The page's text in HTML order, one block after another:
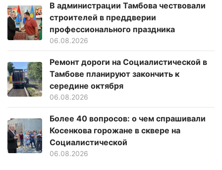
В администрации Тамбова чествовали
строителей в преддверии
профессионального праздника
06.08.2026
Ремонт дороги на Социалистической в
Тамбове планируют закончить к
середине октября
06.08.2026
Более 40 вопросов: о чем спрашивали
Косенкова горожане в сквере на
Социалистической
06.08.2026